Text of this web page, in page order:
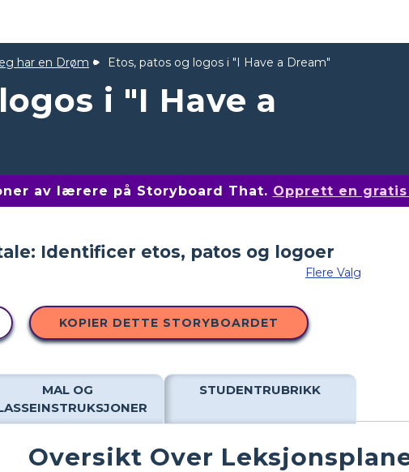
har en Drøm Etos, patos og logos i "I Have a Dream"
i "I Have a
av lærere på Storyboard That. Opprett en
Flere Valg
KOPIER DETTE STORYBOARDET
MAL OG
STUDENTRUBRIKK
Oversikt Over